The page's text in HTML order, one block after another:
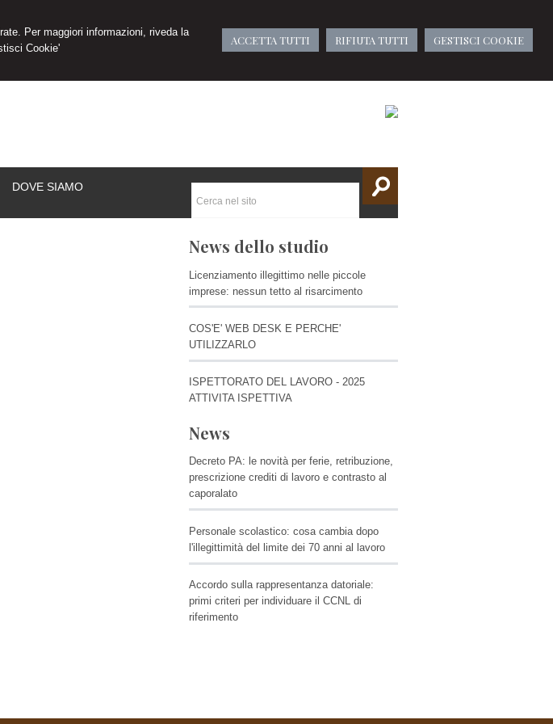
Per maggiori informazioni, riveda la
Cookie'
ACCETTA TUTTI RIFIUTA TUTTI GESTISCI COOKIE
DOVE SIAMO
News dello studio
Licenziamento illegittimo nelle piccole
imprese: nessun tetto al risarcimento
COS'E' WEB DESK E PERCHE'
UTILIZZARLO
ISPETTORATO DEL LAVORO - 2025
ATTIVITA ISPETTIVA
News
Decreto PA: le novità per ferie, retribuzione,
prescrizione crediti di lavoro e contrasto al
caporalato
Personale scolastico: cosa cambia dopo
l'illegittimità del limite dei 70 anni al lavoro
Accordo sulla rappresentanza datoriale:
primi criteri per individuare il CCNL di
riferimento